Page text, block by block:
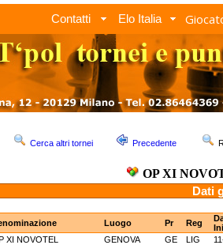
Contatti Elo Italia
Cerca altri tornei Precedente
OP XI
Dati
Luogo Pr Reg
XI NOVOTEL GENOVA GE LIG